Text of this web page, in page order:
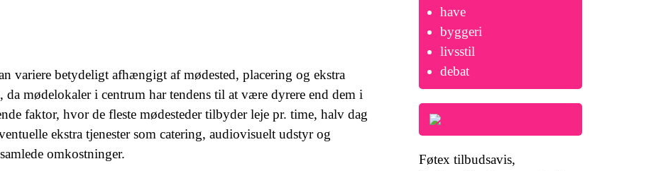
variere betydeligt afhængigt af mødested, placering og ekstra
da mødelokaler i centrum har tendens til at være dyrere end dem i
faktor, hvor de fleste mødesteder tilbyder leje pr. time, halv dag
ekstra tjenester som catering, audiovisuelt udstyr og
omkostninger.
have
byggeri
livsstil
debat
Føtex tilbudsavis,